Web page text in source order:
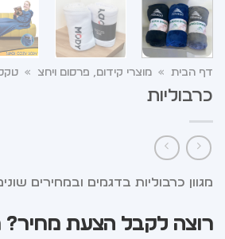
דף הבית » מוצרי קידום, פרסום ויחצ »
כרבוליות
מגוון כרבוליות בדגמים ובמחירים
רוצה לקבל הצעת מחיר?